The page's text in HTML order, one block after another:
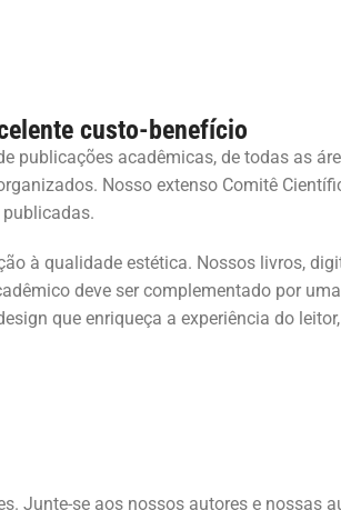
custo-benefício
publicações acadêmicas, de todas as
Nosso extenso Comitê
à qualidade estética. Nossos livros,
deve ser complementado por
que enriqueça a experiência do
Junte-se aos nossos autores e nossas